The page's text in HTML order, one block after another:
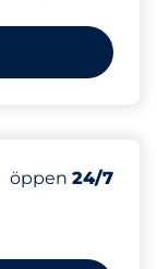
Antal
Electric Car
Fredag&nbsp
öppen 24/7